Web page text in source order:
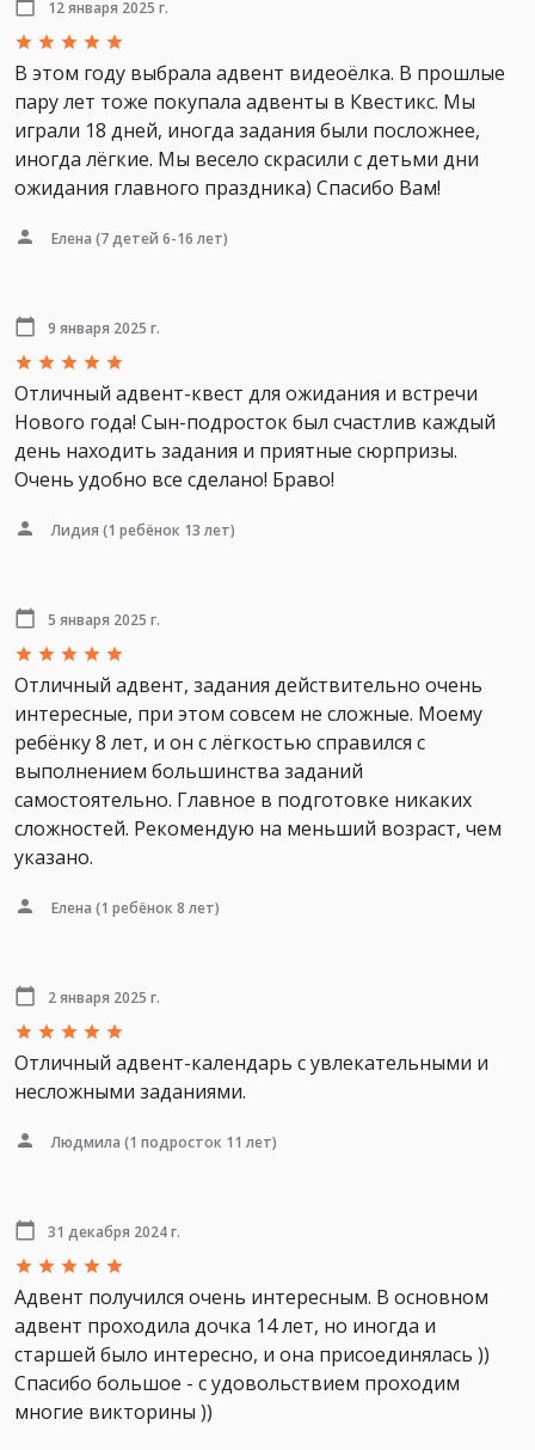
12 января 2025 г.
В этом году выбрала адвент видеоёлка. В прошлые
пару лет тоже покупала адвенты в Квестикс. Мы
играли 18 дней, иногда задания были посложнее,
иногда лёгкие. Мы весело скрасили с детьми дни
ожидания главного праздника) Спасибо Вам!
Елена (7 детей 6-16 лет)
9 января 2025 г.
Отличный адвент-квест для ожидания и встречи
Нового года! Сын-подросток был счастлив каждый
день находить задания и приятные сюрпризы.
Очень удобно все сделано! Браво!
Лидия (1 ребёнок 13 лет)
5 января 2025 г.
Отличный адвент, задания действительно очень
интересные, при этом совсем не сложные. Моему
ребёнку 8 лет, и он с лёгкостью справился с
выполнением большинства заданий
самостоятельно. Главное в подготовке никаких
сложностей. Рекомендую на меньший возраст, чем
указано.
Елена (1 ребёнок 8 лет)
2 января 2025 г.
Отличный адвент-календарь с увлекательными и
несложными заданиями.
Людмила (1 подросток 11 лет)
31 декабря 2024 г.
Адвент получился очень интересным. В основном
адвент проходила дочка 14 лет, но иногда и
старшей было интересно, и она присоединялась ))
Спасибо большое - с удовольствием проходим
многие викторины ))